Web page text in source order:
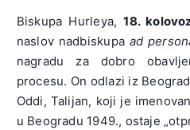
Biskupa Hurleya,18.
naslov nadbiskupa ad
nagradu za dobro
procesu. On odlazi iz
Oddi, Talijan, koji je
u Beogradu 1949., ostaje